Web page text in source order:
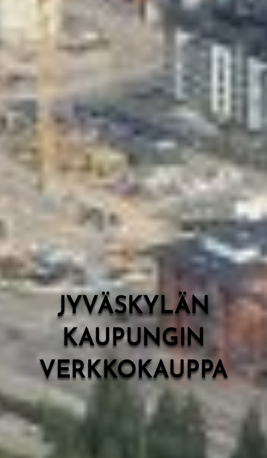
Valon Kaupunki
Lasten Lysti & LystiKylä-festivaali
Ohje
English
JYVÄSKYLÄN
KAUPUNGIN
VERKKOKAUPPA